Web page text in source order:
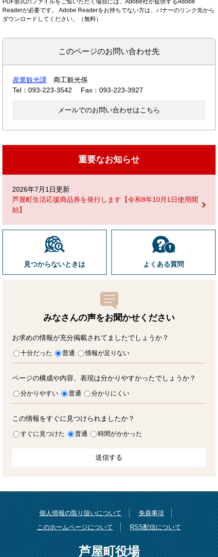
PDF形式のファイルをご覧いただく場合には、Adobe社が提供するAdobe
Readerが必要です。
Adobe Readerをお持ちでない方は、バナーのリンク先から
ダウンロードしてください。（無料）
このページのお問い合わせ先
産業観光課
商工観光係
Tel：093-223-3542
Fax：093-223-3927
メールでのお問い合わせはこちら
重要なお知らせ
2026年7月1日更新
芦屋町生活応援商品券を発行します【令和8年10月1日使用開
始】
見つからないときは よくある質問
みなさんの声をお聞かせ ください
お求めの情報が充分掲載されてましたでしょうか？
十分だった 普通 情報が足りない
ページの構成や内容、表現は分かりやすかったでしょうか？
分かりやすい 普通 分かりにくい
この情報をすぐに見つけられましたか？
すぐに見つけた 普通 時間がかかった
個人情報の取り扱いについて
免責事項
このホームページについて
RSS配信について
芦屋町役場